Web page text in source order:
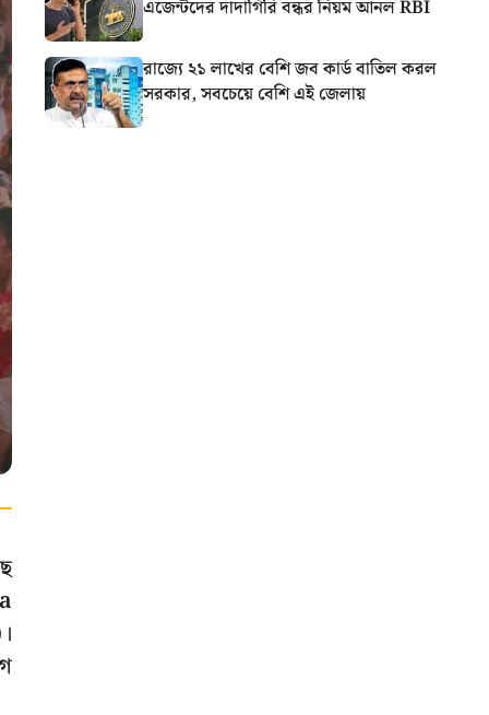
এজেন্টদের দাদাগিরি বন্ধর নিয়ম আনল RBI
রাজ্যে ২১ লাখের বেশি জব কার্ড বাতিল করল
সরকার, সবচেয়ে বেশি এই জেলায়